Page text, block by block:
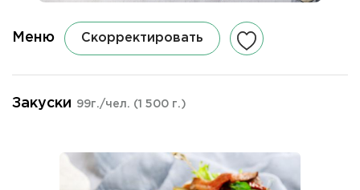
Меню Скорректировать
Закуски 99г./чел. (1 500 г.)